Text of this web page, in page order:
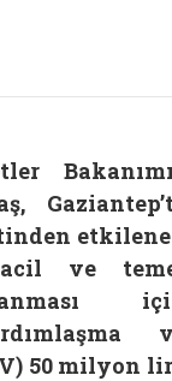
ve
50 milyon